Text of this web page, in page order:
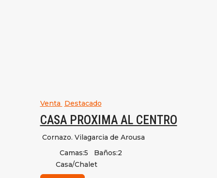
Venta Destacado
CASA PROXIMA AL CENTRO
Cornazo. Vilagarcia de Arousa
Camas:5 Baños:2
Casa/Chalet